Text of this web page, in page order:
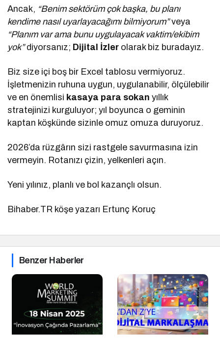
Ancak, “Benim sektörüm çok başka, bu planı
kendime nasıl uyarlayacağımı bilmiyorum”veya
“Planım var ama bunu uygulayacak vaktim/ekibim
yok”diyorsanız; Dijital İzler olarak biz buradayız.
Biz size içi boş bir Excel tablosu vermiyoruz.
İşletmenizin ruhuna uygun, uygulanabilir, ölçülebilir
ve en önemlisi kasaya para sokan yıllık
stratejinizi kurguluyor; yıl boyunca o geminin
kaptan köşkünde sizinle omuz omuza duruyoruz.
2026’da rüzgârın sizi rastgele savurmasına izin
vermeyin. Rotanızı çizin, yelkenleri açın.
Yeni yılınız, planlı ve bol kazançlı olsun.
Bihaber.TR köşe yazarı Ertunç Koruç
Benzer Haberler